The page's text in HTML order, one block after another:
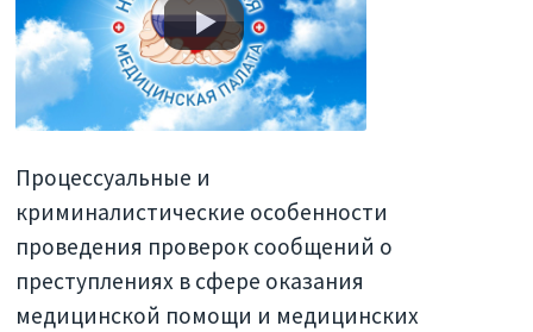
Процессуальные и
криминалистические особенности
проведения проверок сообщений о
преступлениях в сфере оказания
медицинской помощи и медицинских